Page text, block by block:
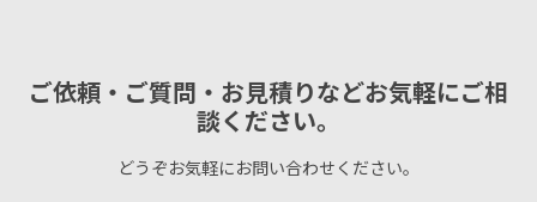
ご依頼・ご質問・お見積りなどお気軽にご相
談ください。
どうぞお気軽にお問い合わせください。